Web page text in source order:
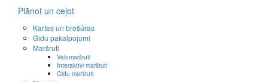
Plānot un ceļot
Kartes un brošūras
Gidu pakalpojumi
Maršruti
Velomaršruti
Interaktīvi maršruti
Gidu maršruti